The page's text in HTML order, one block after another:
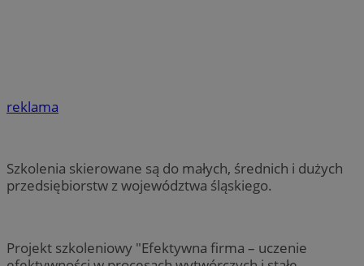
reklama
Szkolenia skierowane są do małych, średnich i dużych
przedsiębiorstw z województwa śląskiego.
Projekt szkoleniowy "Efektywna firma – uczenie